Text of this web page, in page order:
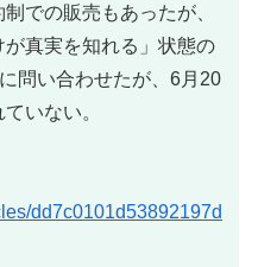
での販売もあったが、
真実を知れる」状態の
問い合わせたが、6月20
いない。
dd7c0101d53892197d